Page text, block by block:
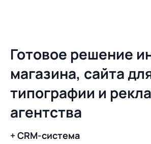
Готовое решение
магазина, сайта
типографии и
агентства
+ CRM-система